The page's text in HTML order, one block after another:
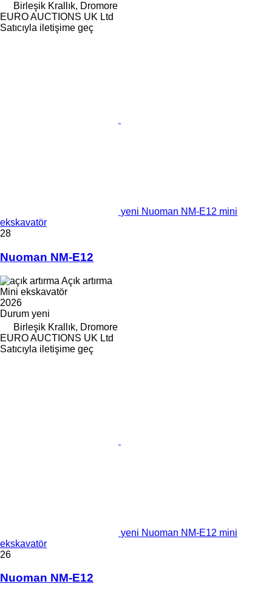
Birleşik Krallık, Dromore
EURO AUCTIONS UK Ltd
Satıcıyla iletişime geç
yeni Nuoman NM-E12 mini
ekskavatör
28
Nuoman NM-E12
Açık artırma
Mini ekskavatör
2026
Durum yeni
Birleşik Krallık, Dromore
EURO AUCTIONS UK Ltd
Satıcıyla iletişime geç
yeni Nuoman NM-E12 mini
ekskavatör
26
Nuoman NM-E12